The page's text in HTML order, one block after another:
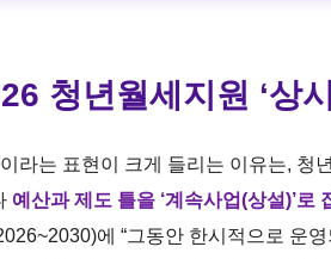
청년월세지원 ‘상
이라는 표현이 크게 들리는 이유는, 청
예산과 제도 틀을 ‘계속사업(상설)’로
에 “그동안 한시적으로 운